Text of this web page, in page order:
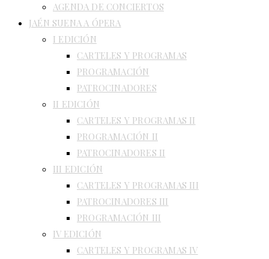
AGENDA DE CONCIERTOS
JAÉN SUENA A ÓPERA
I EDICIÓN
CARTELES Y PROGRAMAS
PROGRAMACIÓN
PATROCINADORES
II EDICIÓN
CARTELES Y PROGRAMAS II
PROGRAMACIÓN II
PATROCINADORES II
III EDICIÓN
CARTELES Y PROGRAMAS III
PATROCINADORES III
PROGRAMACIÓN III
IV EDICIÓN
CARTELES Y PROGRAMAS IV